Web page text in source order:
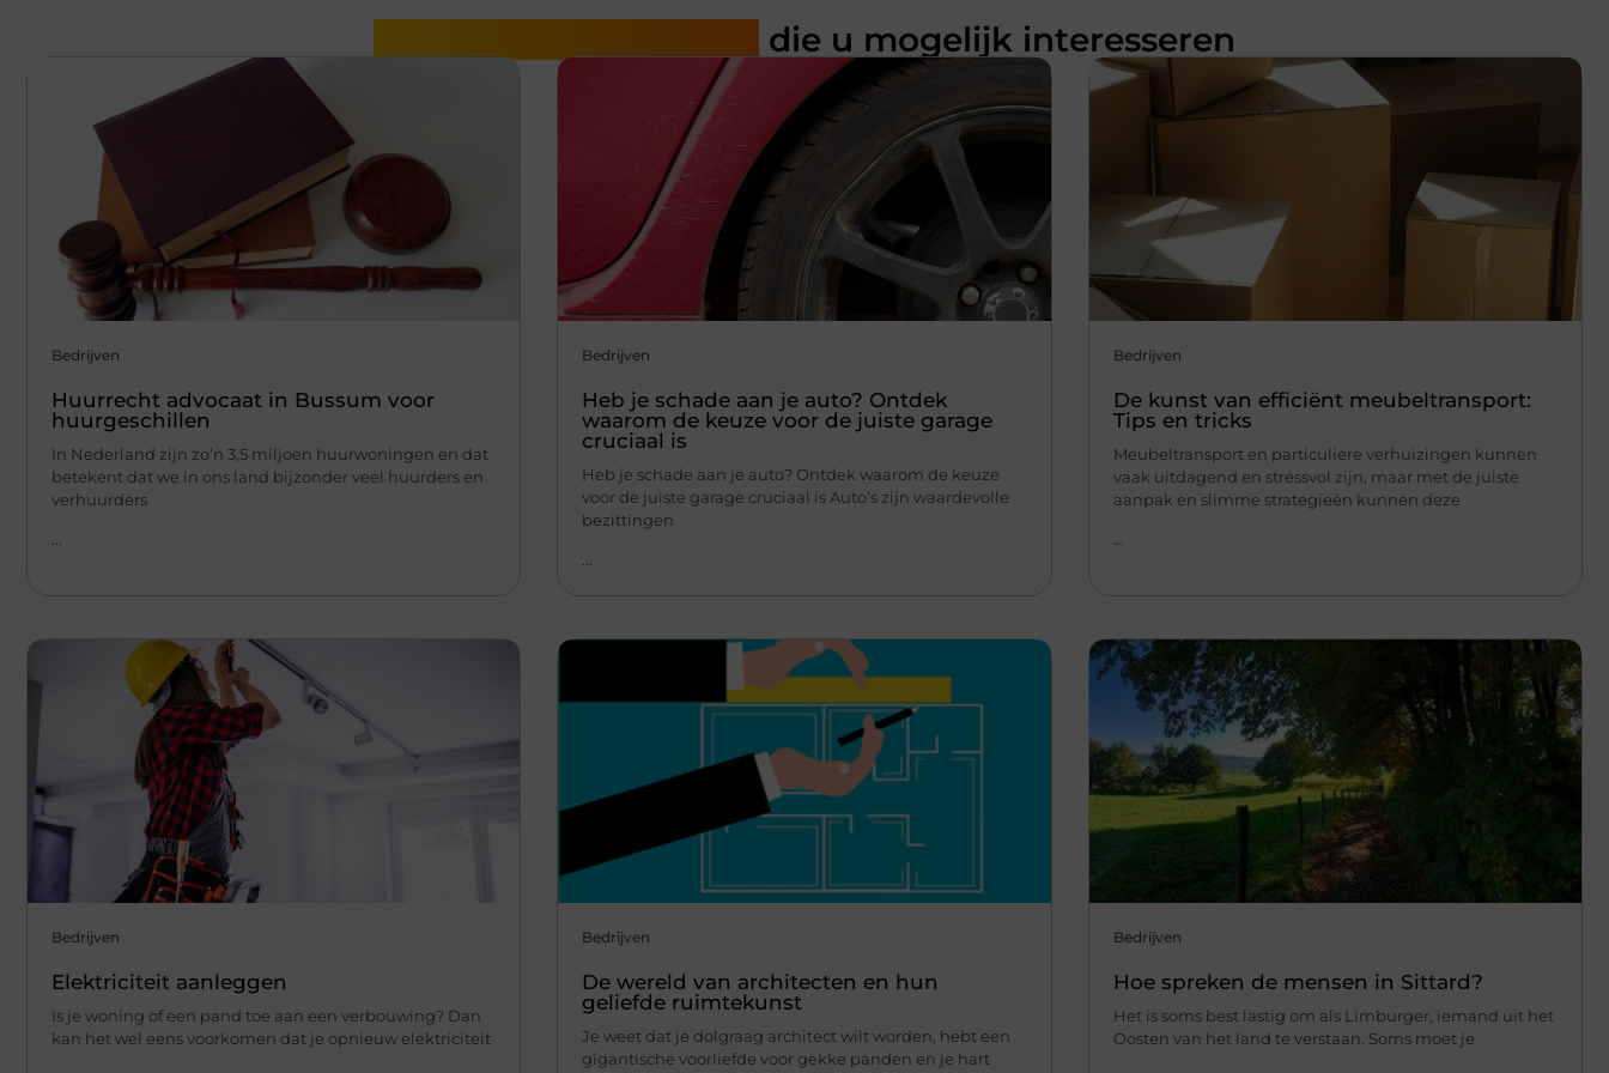
die u mogelijk interesseren
Bedrijven
Huurrecht advocaat in Bussum voor
huurgeschillen
In Nederland zijn zo’n 3,5 miljoen huurwoningen en dat
betekent dat we in ons land bijzonder veel huurders en
verhuurders
...
Bedrijven
Heb je schade aan je auto? Ontdek
waarom de keuze voor de juiste garage
cruciaal is
Heb je schade aan je auto? Ontdek waarom de keuze
voor de juiste garage cruciaal is Auto’s zijn waardevolle
bezittingen
...
Bedrijven
De kunst van efficiënt meubeltransport:
Tips en tricks
Meubeltransport en particuliere verhuizingen kunnen
vaak uitdagend en stressvol zijn, maar met de juiste
aanpak en slimme strategieën kunnen deze
...
Bedrijven
Elektriciteit aanleggen
Is je woning of een pand toe aan een verbouwing? Dan
kan het wel eens voorkomen dat je opnieuw elektriciteit
Bedrijven
De wereld van architecten en hun
geliefde ruimtekunst
Je weet dat je dolgraag architect wilt worden, hebt een
gigantische voorliefde voor gekke panden en je hart
Bedrijven
Hoe spreken de mensen in Sittard?
Het is soms best lastig om als Limburger, iemand uit het
Oosten van het land te verstaan. Soms moet je